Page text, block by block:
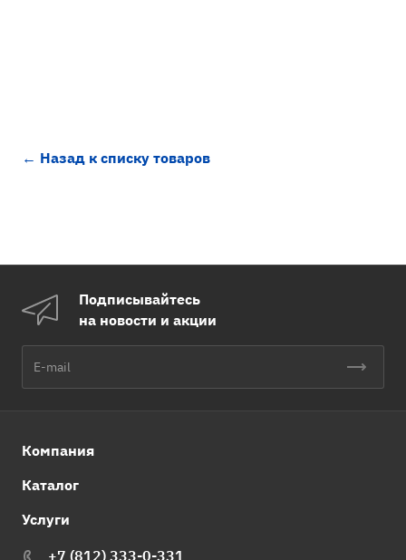
← Назад к списку товаров
Подписывайтесь
на новости и акции
Компания
Каталог
Услуги
+7 (812) 333-0-331